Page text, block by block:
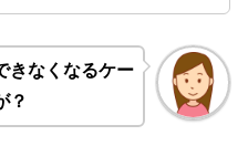
きなくなるケー
？